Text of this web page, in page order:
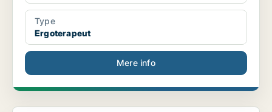
Type
Ergoterapeut
Mere info